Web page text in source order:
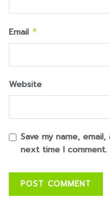
Email *
Website
Save my name,
next time I comment.